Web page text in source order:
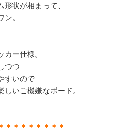
状が相まって、
。
ー仕様。
つつ
すいので
いご機嫌なボード。
＊＊＊＊＊＊＊＊